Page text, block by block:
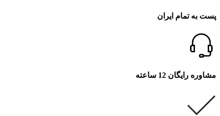
پست به تمام ایران
مشاوره رایگان 12 ساعته